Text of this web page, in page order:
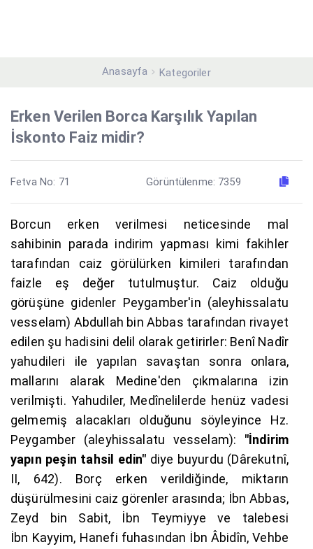
Anasayfa Kategoriler
Erken Verilen Borca Karşılık Yapılan
İskonto Faiz midir?
Fetva No: 71 Görüntülenme: 7359
Borcun erken verilmesi neticesinde mal
sahibinin parada indirim yapması kimi fakihler
tarafından caiz görülürken kimileri tarafından
faizle eş değer tutulmuştur. Caiz olduğu
görüşüne gidenler Peygamber'in (aleyhissalatu
vesselam) Abdullah bin Abbas tarafından rivayet
edilen şu hadisini delil olarak getirirler: Benî Nadîr
yahudileri ile yapılan savaştan sonra onlara,
mallarını alarak Medine'den çıkmalarına izin
verilmişti. Yahudiler, Medînelilerde henüz vadesi
gelmemiş alacakları olduğunu söyleyince Hz.
Peygamber (aleyhissalatu vesselam): "İndirim
yapın peşin tahsil edin" diye buyurdu (Dârekutnî,
II, 642). Borç erken verildiğinde, miktarın
düşürülmesini caiz görenler arasında; İbn Abbas,
Zeyd bin Sabit, İbn Teymiyye ve talebesi
İbn Kayyim, Hanefi fuhasından İbn Âbidîn, Vehbe